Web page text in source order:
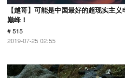
【越哥】可能是中国最好的超现实主
巅峰！
# 515
2019-07-25 02:55